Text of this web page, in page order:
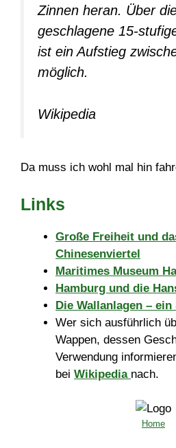
Zinnen heran. Über
geschlagene 15-
ist ein Aufstieg
möglich.
Wikipedia
Da muss ich wohl mal hin
Links
Große Freiheit und
Chinesenviertel
Maritimes Museum
Hamburg und die
Die Wallanlagen –
Wer sich ausführlich
Wappen, dessen
Verwendung
bei Wikipedia nach.
Home